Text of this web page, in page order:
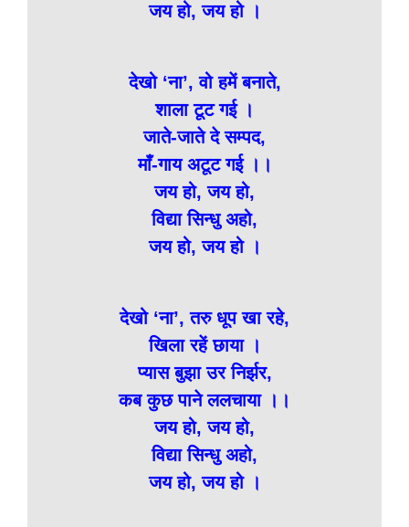
जय हो, जय हो ।
देखो ‘ना’, वो हमें बनाते,
शाला टूट गई ।
जाते-जाते दे सम्पद,
माँ-गाय अटूट गई ।।
जय हो, जय हो,
विद्या सिन्धु अहो,
जय हो, जय हो ।
देखो ‘ना’, तरु धूप खा रहे,
खिला रहें छाया ।
प्यास बुझा उर निर्झर,
कब कुछ पाने ललचाया ।।
जय हो, जय हो,
विद्या सिन्धु अहो,
जय हो, जय हो ।